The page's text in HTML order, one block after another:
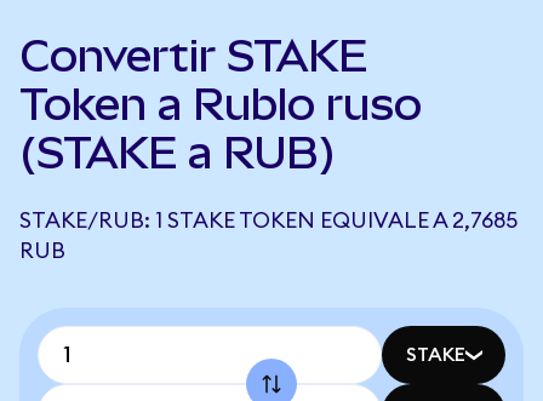
Convertir STAKE
Token a Rublo ruso
(STAKE a RUB)
STAKE/RUB: 1 STAKE TOKEN EQUIVALE A 2,7685
RUB
STAKE